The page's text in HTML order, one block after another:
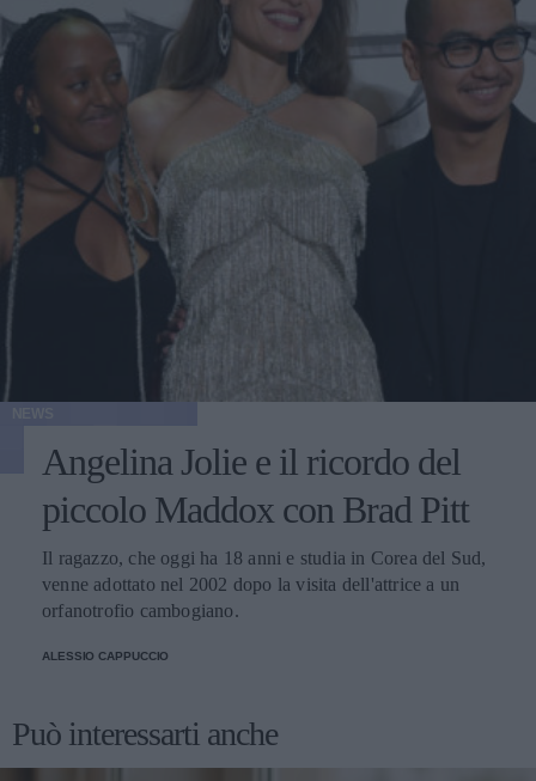
Angelina Jolie e il ricordo del
piccolo Maddox con Brad Pitt
Il ragazzo, che oggi ha 18 anni e studia in Corea del Sud,
venne adottato nel 2002 dopo la visita dell'attrice a un
orfanotrofio cambogiano.
ALESSIO CAPPUCCIO
Può interessarti anche